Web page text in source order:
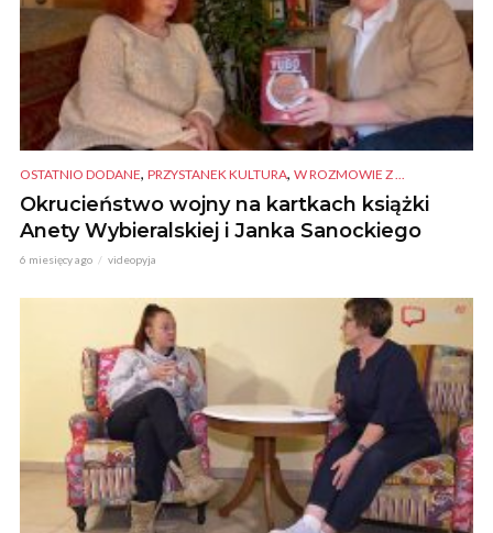
OSTATNIO DODANE, PRZYSTANEK KULTURA, W ROZMOWIE Z ...
Okrucieństwo wojny na kartkach książki
Anety Wybieralskiej i Janka Sanockiego
6 miesięcy ago videopyja